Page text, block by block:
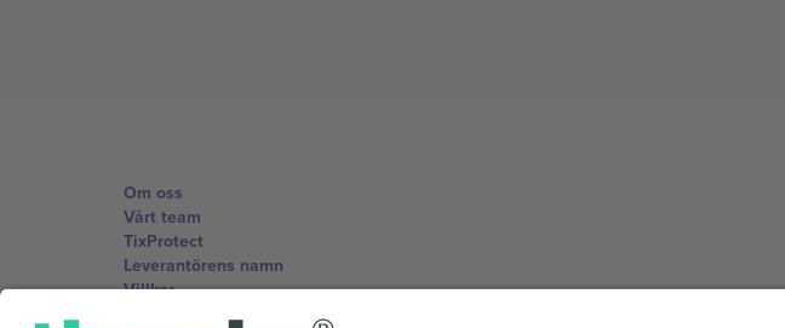
Om oss
Vårt team
TixProtect
Leverantörens namn
Villkor
Affiliate-program